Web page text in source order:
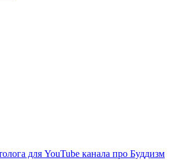
для YouTube канала про Буддизм